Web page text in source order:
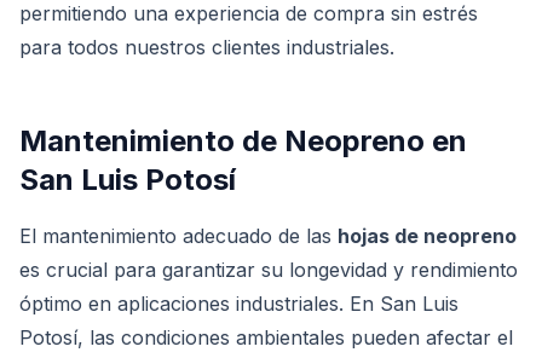
permitiendo una experiencia de compra sin estrés
para todos nuestros clientes industriales.
Mantenimiento de Neopreno en
San Luis Potosí
El mantenimiento adecuado de las hojas de neopreno
es crucial para garantizar su longevidad y rendimiento
óptimo en aplicaciones industriales. En San Luis
Potosí, las condiciones ambientales pueden afectar el